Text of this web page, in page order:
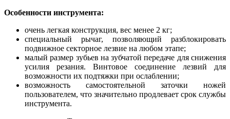
Особенности инструмента:
очень легкая конструкция, вес менее 2 кг;
специальный рычаг, позволяющий разблокировать
подвижное секторное лезвие на любом этапе;
малый размер зубьев на зубчатой передаче для снижения
усилия резания. Винтовое соединение лезвий для
возможности их подтяжки при ослаблении;
возможность самостоятельной заточки ножей
пользователем, что значительно продлевает срок службы
инструмента.